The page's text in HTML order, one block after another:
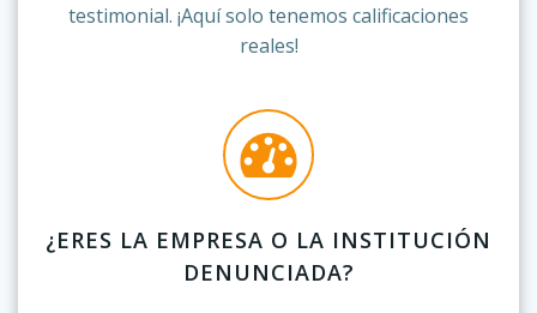
testimonial. ¡Aquí solo tenemos calificaciones
reales!
¿ERES LA EMPRESA O LA INSTITUCIÓN
DENUNCIADA?